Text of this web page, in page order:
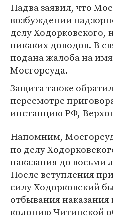
Падва заявил, что
возбуждении
делу Ходорковского,
никаких доводов. В
подана жалоба на
Мосгорсуда.
Защита также
пересмотре
инстанцию РФ,
Напомним,
по делу
наказания до восьми
После вступления
силу Ходорковский
отбывания
колонию Читинской